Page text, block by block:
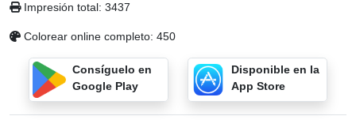
Impresión total: 3437
Colorear online completo: 450
Consíguelo en
Google Play
Disponible en la
App Store